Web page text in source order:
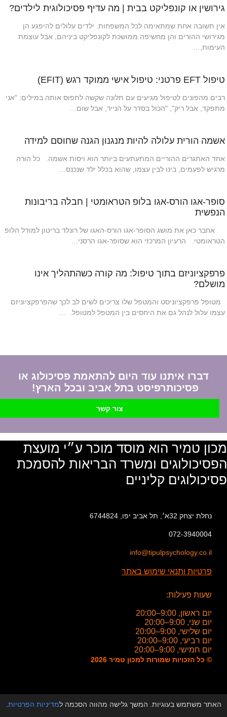
גירושין או קונפליקט בבית | מה עדיף פסיכולוגית לילדים?
אין תשובה אחת שמתאימה לכל המשפחות. ילדים עלולים להיפגע הן
מגירושי ההורים והן מחשיפה ממושכת לקונפליקט ביניהם, אבל עוצמת
העימות,…
טיפול EFT פרטני: טיפול אישי ממוקד רגש (EFIT)
רבים מהפונים לטיפול מגיעים עם תלונה שקשה לתפוס אותה במילים: "אני
מתפקד, אבל ריק", "הכול בסדר על הנייר, אבל שום…
אשמה הורית עלולה להיות מנגנון הגנה שחוסם למידה
אחד האתגרים ההוריים המתעתעים ביותר הוא ויסות אשמה. כל הורה
מרגיש לפעמים, בינו לבין עצמו, שהוא בכלל ילד שנכנס…
סופר-אגו הורס-אגו בלופ הטראומטי | חבלה בריבונות
הנפשית
אחבר כאן את מושג הסופר-אגו הורס-האגו של רונלד בריטון למודל הלופ
הטראומטי. הרעיון המרכזי הוא שסופר-אגו הרסני…
פרפקציוניזם בתוך טיפול: מה קורה כשהתהליך אינו
מושלם?
מטופל פרפקציוניסט והמטפל שלו צריכים לשים לב לכך שהפרפקציוניזם
עצמו עלול לנהל גם את היחסים בין המטפל למטופל. …
דברו איתנו עוד היום להתאמת פסיכולוג או
פסיכותרפיסט בתל אביב ובכל הארץ!
צור קשר
מכון טמיר הוא מוסד מוכר ע״י מועצת
הפסיכולוגים ומשרד הבריאות להסמכת
פסיכולוגים קליניים
נחלת יצחק 32א׳, תל אביב יפו, 6744824
072-3940004
info@tipulpsychology.co.il
פרטיות ותנאי שימוש באתר
שעות פעילות:
יום ראשון, 9:00–20:00
יום שני, 9:00–20:00
יום שלישי, 9:00–20:00
יום רביעי, 9:00–20:00
יום חמישי, 9:00–20:00
© כל הזכויות שמורות למכון טמיר 2026
האתר משתמש בעוגיות. המשך גלישה מהווה הסכמה למדיניות הפרטיות